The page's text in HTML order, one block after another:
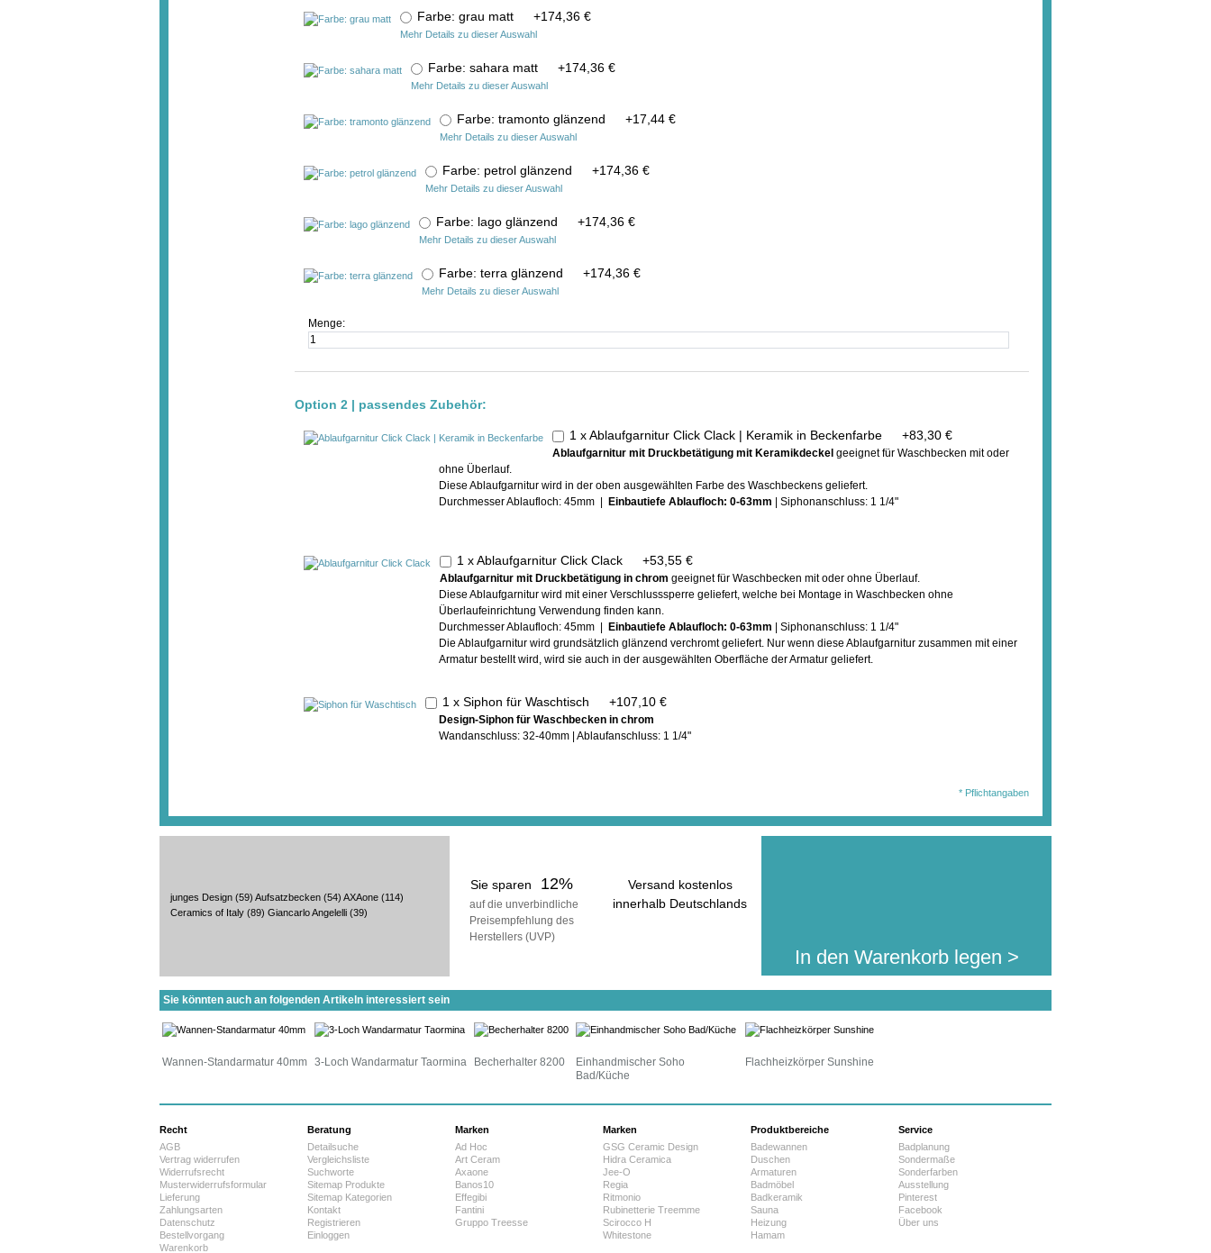
Farbe: grau matt +174,36 €
Mehr Details zu dieser Auswahl
Farbe: sahara matt +174,36 €
Mehr Details zu dieser Auswahl
Farbe: tramonto glänzend +17,44 €
Mehr Details zu dieser Auswahl
Farbe: petrol glänzend +174,36 €
Mehr Details zu dieser Auswahl
Farbe: lago glänzend +174,36 €
Mehr Details zu dieser Auswahl
Farbe: terra glänzend +174,36 €
Mehr Details zu dieser Auswahl
Menge:
Option 2 | passendes Zubehör:
1 x Ablaufgarnitur Click Clack | Keramik in Beckenfarbe +83,30 €
Ablaufgarnitur mit Druckbetätigung mit Keramikdeckel geeignet für Waschbecken mit oder
ohne Überlauf.
Diese Ablaufgarnitur wird in der oben ausgewählten Farbe des Waschbeckens geliefert.
Durchmesser Ablaufloch: 45mm | Einbautiefe Ablaufloch: 0-63mm | Siphonanschluss: 1 1/4"
1 x Ablaufgarnitur Click Clack +53,55 €
Ablaufgarnitur mit Druckbetätigung in chrom geeignet für Waschbecken mit oder ohne Überlauf.
Diese Ablaufgarnitur wird mit einer Verschlusssperre geliefert, welche bei Montage in Waschbecken ohne
Überlaufeinrichtung Verwendung finden kann.
Durchmesser Ablaufloch: 45mm | Einbautiefe Ablaufloch: 0-63mm | Siphonanschluss: 1 1/4"
Die Ablaufgarnitur wird grundsätzlich glänzend verchromt geliefert. Nur wenn diese Ablaufgarnitur zusammen mit einer
Armatur bestellt wird, wird sie auch in der ausgewählten Oberfläche der Armatur geliefert.
1 x Siphon für Waschtisch +107,10 €
Design-Siphon für Waschbecken in chrom
Wandanschluss: 32-40mm | Ablaufanschluss: 1 1/4"
* Pflichtangaben
Sie sparen 12%
auf die unverbindliche
Preisempfehlung des
Herstellers (UVP)
Versand kostenlos
innerhalb Deutschlands
In den Warenkorb legen >
junges Design (59) Aufsatzbecken (54) AXAone (114)
Ceramics of Italy (89) Giancarlo Angelelli (39)
Sie könnten auch an folgenden Artikeln interessiert sein
Wannen-Standarmatur 40mm 3-Loch Wandarmatur Taormina Becherhalter 8200
Einhandmischer Soho
Bad/Küche
Flachheizkörper Sunshine
Recht
AGB
Vertrag widerrufen
Widerrufsrecht
Musterwiderrufsformular
Lieferung
Zahlungsarten
Datenschutz
Bestellvorgang
Warenkorb
Beratung
Detailsuche
Vergleichsliste
Suchworte
Sitemap Produkte
Sitemap Kategorien
Kontakt
Registrieren
Einloggen
Marken
Ad Hoc
Art Ceram
Axaone
Banos10
Effegibi
Fantini
Gruppo Treesse
Marken
GSG Ceramic Design
Hidra Ceramica
Jee-O
Regia
Ritmonio
Rubinetterie Treemme
Scirocco H
Whitestone
Produktbereiche
Badewannen
Duschen
Armaturen
Badmöbel
Badkeramik
Sauna
Heizung
Hamam
Service
Badplanung
Sondermaße
Sonderfarben
Ausstellung
Pinterest
Facebook
Über uns